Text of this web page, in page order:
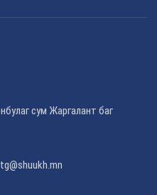
сум Жаргалант баг